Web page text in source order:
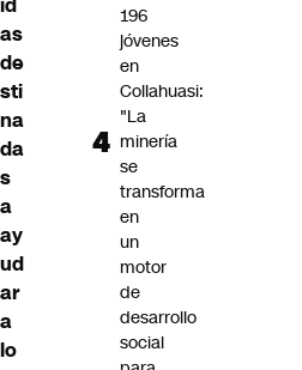
as
de
sti
na
da
s
a
ay
ud
ar
a
lo
196
jóvenes
en
Collahuasi:
"La
minería
se
transforma
en
un
motor
de
desarrollo
social